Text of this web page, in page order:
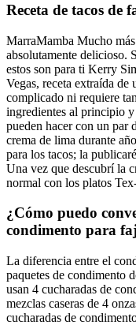
Receta de tacos de
MarraMamba Mucho
absolutamente delicioso.
estos son para ti Kerry
Vegas, receta extraída de
complicado ni requiere
ingredientes al principio y
pueden hacer con un par
crema de lima durante
para los tacos; la
Una vez que descubrí la
normal con los platos
¿Cómo puedo
condimento para
La diferencia entre el
paquetes de condimento
usan 4 cucharadas de
mezclas caseras de 4
cucharadas de